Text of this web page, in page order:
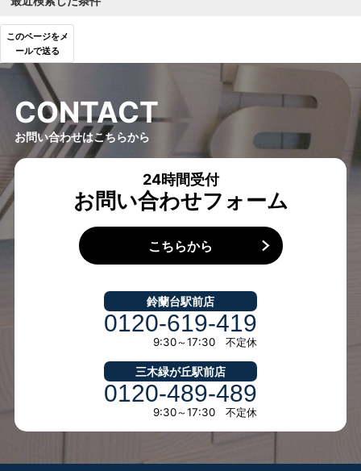
このページをメ
ールで送る
CONTACT
お問い合わせはこちらから
24時間受付
お問い合わせフォーム
こちらから
鈴蘭台駅前店
0120-619-419
9:30～17:30 不定休
三木緑が丘駅前店
0120-489-489
9:30～17:30 不定休